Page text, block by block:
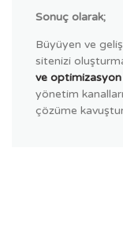
Sonuç olarak;
Büyüyen ve
sitenizi
ve optimizasyon
yönetim
çözüme